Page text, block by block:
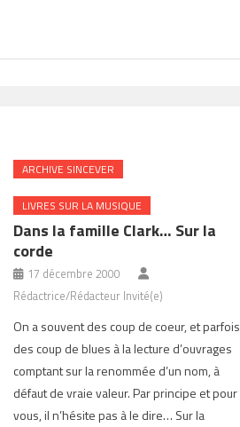
ARCHIVE SINCEVER
LIVRES SUR LA MUSIQUE
Dans la famille Clark… Sur la
corde
17 décembre 2000
Rédactrice/Rédacteur Invité(e)
On a souvent des coup de coeur, et parfois
des coup de blues à la lecture d’ouvrages
comptant sur la renommée d’un nom, à
défaut de vraie valeur. Par principe et pour
vous, il n’hésite pas à le dire… Sur la